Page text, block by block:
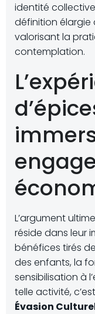
identité
définition élargie
valorisant la
contemplation.
L’argument
réside dans leur
bénéfices tirés
des enfants, la
sensibilisation à
telle activité,
Évasion